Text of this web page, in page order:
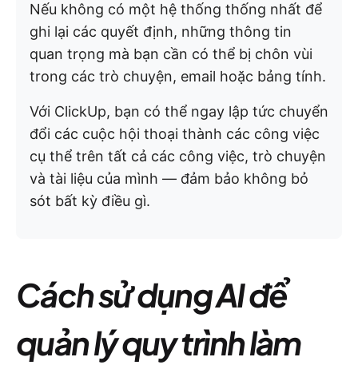
Nếu không có một hệ thống thống nhất để
ghi lại các quyết định, những thông tin
quan trọng mà bạn cần có thể bị chôn vùi
trong các trò chuyện, email hoặc bảng tính.
Với ClickUp, bạn có thể ngay lập tức chuyển
đổi các cuộc hội thoại thành các công việc
cụ thể trên tất cả các công việc, trò chuyện
và tài liệu của mình — đảm bảo không bỏ
sót bất kỳ điều gì.
Cách sử dụng AI để
quản lý quy trình làm